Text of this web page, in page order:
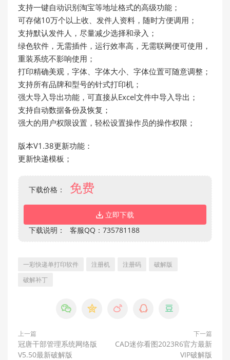
支持一键自动识别淘宝等地址格式的高级功能；
可存储10万个以上收、发件人资料，随时方便调用；
支持默认发件人，尽量减少选择和录入；
绿色软件，无需插件，运行效率高，无需联网便可使用，
重装系统不影响使用；
打印精确美观，字体、字体大小、字体位置可随意调整；
支持所有品牌和型号的针式打印机；
强大导入导出功能，可直接从Excel文件中导入导出；
支持自动数据备份及恢复；
强大的用户权限设置，轻松设置操作员的操作权限；
版本V1.38更新功能：
更新快递模板；
下载价格： 免费
立即下载
下载说明：
客服QQ：735781188
一彩快递单打印软件 注册机 注册码
破解版
破解补丁
    
上一篇
冠唐干部管理系统网络版
V5.50最新破解版
下一篇
CAD迷你看图2023R6官方最新
VIP破解版